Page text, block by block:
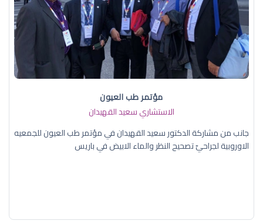
مؤتمر طب العيون
الاستشاري سعيد القهيدان
جانب من مشاركة الدكتور سعيد القهيدان في مؤتمر طب العيون للجمعيه
الاوروبية لجراحيّ تصحيح النظر والماء الابيض في باريس